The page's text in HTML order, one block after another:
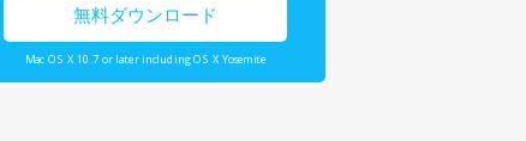
無料ダウンロード
Mac OS X 10.7 or later including OS X Yosemite